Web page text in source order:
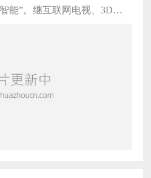
能”。继互联网电视、3D电